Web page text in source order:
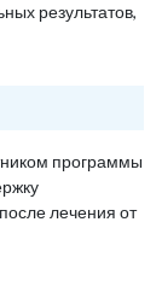
результатов,
программы
лечения от